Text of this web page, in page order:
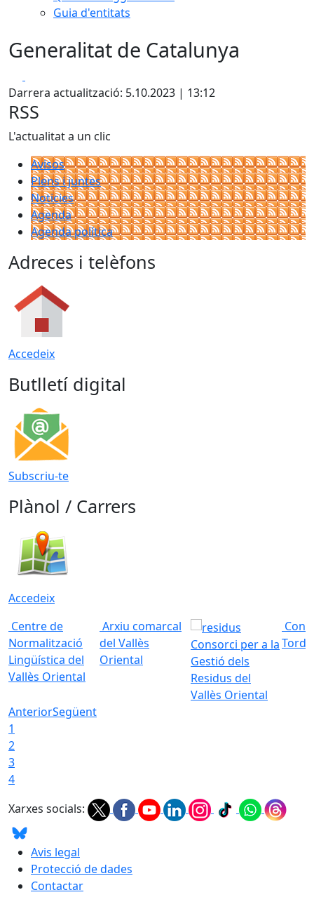
Guia d'entitats
Generalitat de Catalunya
Darrera actualització: 5.10.2023 | 13:12
RSS
L'actualitat a un clic
Avisos
Plens i juntes
Noticies
Agenda
Agenda política
Adreces i telèfons
Accedeix
Butlletí digital
Subscriu-te
Plànol / Carrers
Accedeix
Centre de
Normalització
Lingüística del
Vallès Oriental
Arxiu comarcal
del Vallès
Oriental
Consorci per a la
Gestió dels
Residus del
Vallès Oriental
AnteriorSegüent
1
2
3
4
Xarxes socials:
Avis legal
Protecció de dades
Contactar